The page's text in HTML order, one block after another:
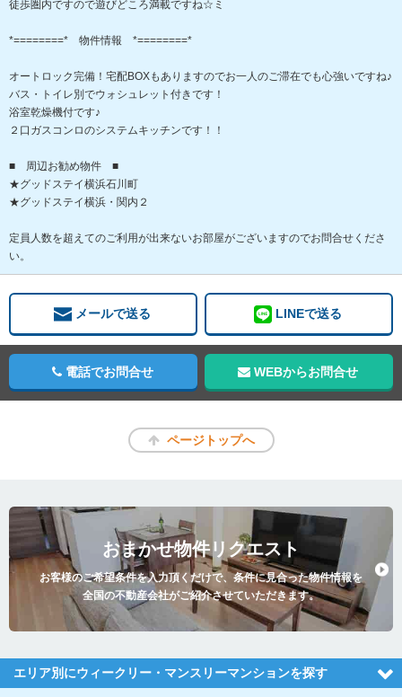
徒歩圏内ですので遊びどころ満載ですね☆ミ
*========* 物件情報 *========*
オートロック完備！宅配BOXもありますのでお一人のご滞在でも心強いですね♪
バス・トイレ別でウォシュレット付きです！
浴室乾燥機付です♪
２口ガスコンロのシステムキッチンです！！
■ 周辺お勧め物件 ■
★グッドステイ横浜石川町
★グッドステイ横浜・関内２
定員人数を超えてのご利用が出来ないお部屋がございますのでお問合せくださ
い。
メールで送る LINEで送る
電話でお問合せ WEBからお問合せ
ページトップへ
おまかせ物件リクエスト
お客様のご希望条件を入力頂くだけで、条件に見合った物件情報を
全国の不動産会社がご紹介させていただきます。
エリア別にウィークリー・マンスリーマンションを探す